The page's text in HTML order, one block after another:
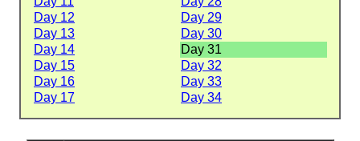
Day 12
Day 29
Day 13
Day 30
Day 14
Day 31
Day 15
Day 32
Day 16
Day 33
Day 17
Day 34